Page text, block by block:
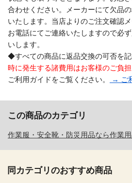
合わせください。メーカーにて欠品
いたします。当店よりのご注文確認
お電話にてご連絡いたしますので必
いします。
◆すべての商品に返品交換の可否を記
時に発生する諸費用はお客様のご負担
ご利用ガイドをご覧ください。
→ ご
この商品のカテゴリ
作業服・安全靴・防災用品なら作業
同カテゴリのおすすめ商品